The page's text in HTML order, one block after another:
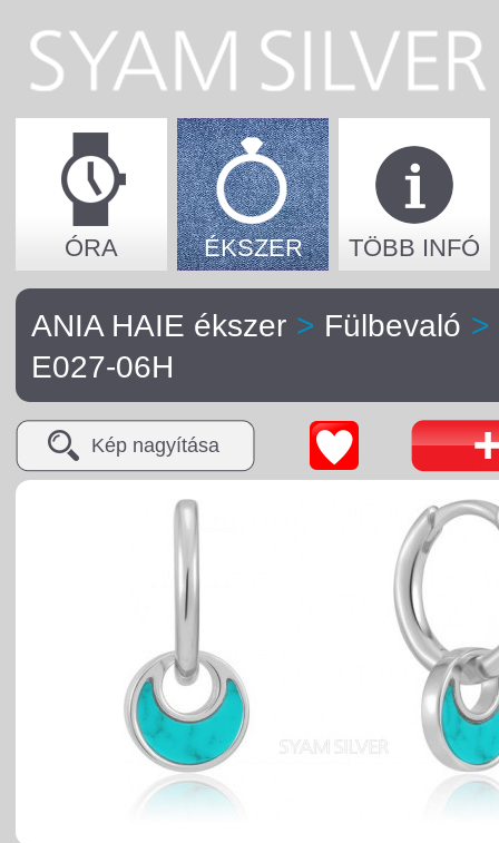
ÓRA ÉKSZER TÖBB INFÓ
ANIA HAIE ékszer > Fülbevaló >
E027-06H
Kép nagyítása